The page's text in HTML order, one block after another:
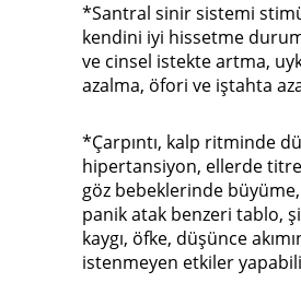
*Santral sinir sistemi
kendini iyi hissetme
ve cinsel istekte artma,
azalma, öfori ve iştahta
*Çarpıntı, kalp ritminde
hipertansiyon, ellerde
göz bebeklerinde büyüme,
panik atak benzeri tablo,
kaygı, öfke, düşünce
istenmeyen etkiler